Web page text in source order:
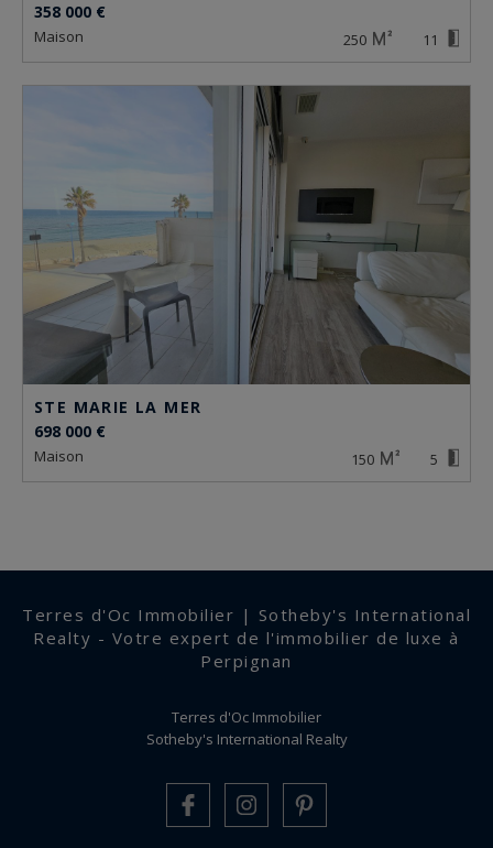
358 000 €
maison 250 11
STE MARIE LA MER
698 000 €
maison 150 5
Terres d'Oc Immobilier | Sotheby's International
Realty - Votre expert de l'immobilier de luxe à
Perpignan
Terres d'Oc Immobilier
Sotheby's International Realty